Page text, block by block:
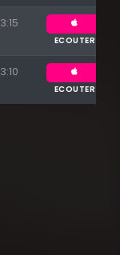
3:15
ECOUTER
3:10
ECOUTER